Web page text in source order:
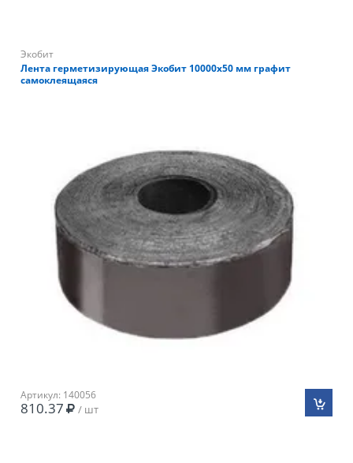
Экобит
Лента герметизирующая Экобит 10000х50 мм графит
самоклеящаяся
Артикул: 140056
810.37 / шт